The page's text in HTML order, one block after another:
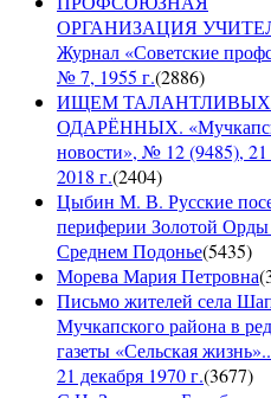
ОРГАНИЗАЦИЯ
Журнал «Советские
№ 7, 1955 г.(2886)
ИЩЕМ
ОДАРЁННЫХ.
новости», № 12 (9485), 21
2018 г.(2404)
Цыбин М. В. Русские
периферии Золотой Орды
Среднем Подонье(5435)
Морева Мария Петровна(
Письмо жителей села
Мучкапского района в
газеты «Сельская
21 декабря 1970 г.(3677)